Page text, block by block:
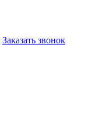
Заказать звонок